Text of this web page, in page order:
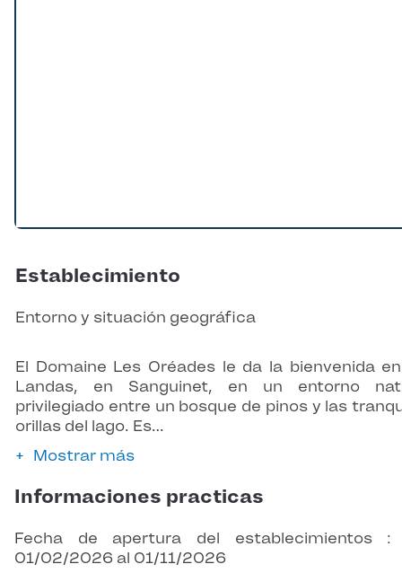
Establecimiento
Entorno y situación geográfica
El Domaine Les Oréades le da la bienvenida
Landas, en Sanguinet, en un entorno
privilegiado entre un bosque de pinos y las
orillas del lago. Es…
Mostrar más
Informaciones practicas
Fecha de apertura del establecimientos :
01/02/2026 al 01/11/2026